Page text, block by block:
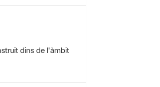
dins de l'àmbit